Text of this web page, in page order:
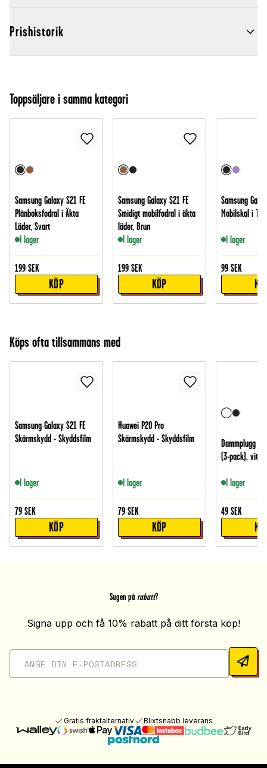
Prishistorik
Toppsäljare i samma kategori
Samsung Galaxy S21 FE
Plånboksfodral i Äkta
Läder, Svart
I lager
199 SEK
KÖP
Samsung Galaxy S21 FE
Smidigt mobilfodral i äkta
läder, Brun
I lager
199 SEK
KÖP
Samsung
Mobilskal i
I lager
99 SEK
Köps ofta tillsammans med
Samsung Galaxy S21 FE
Skärmskydd - Skyddsfilm
I lager
79 SEK
KÖP
Huawei P20 Pro
Skärmskydd - Skyddsfilm
I lager
79 SEK
KÖP
Dammplugg
(3-pack), vit
I lager
49 SEK
Sugen på rabatt?
Signa upp och få 10% rabatt på ditt första köp!
Gratis fraktalternativ Blixtsnabb leverans